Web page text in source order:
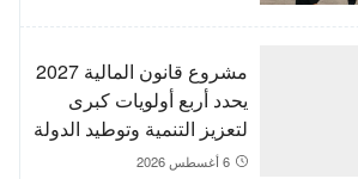
مشروع قانون المالية 2027
يحدد أربع أولويات كبرى
لتعزيز التنمية وتوطيد الدولة
الاجتماعية
6 أغسطس 2026